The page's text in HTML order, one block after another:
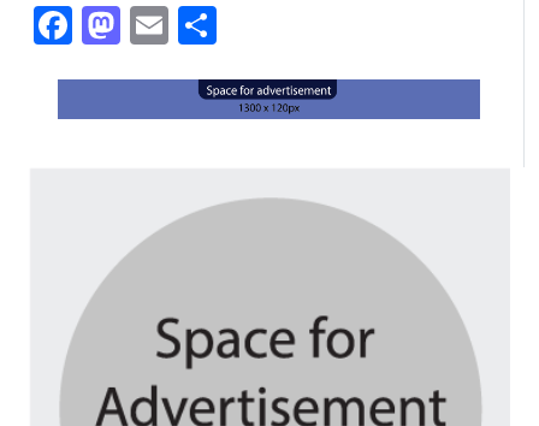
Facebook
Mastodon
Email